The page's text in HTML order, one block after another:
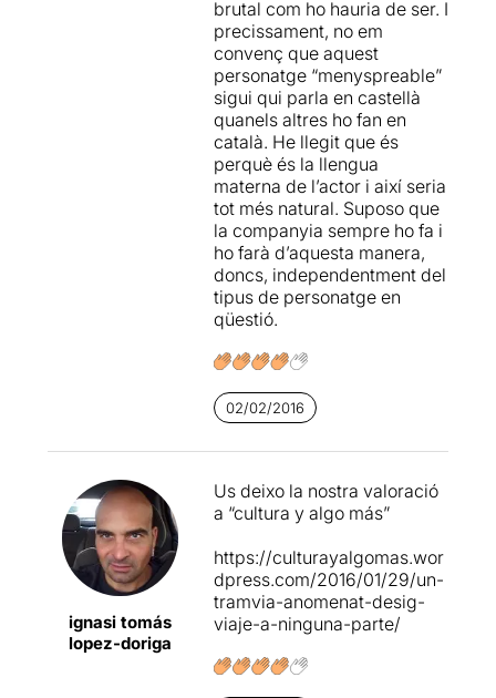
de la seva simplicitat -a part
de Brando, l'he vist ben
representat en poquíssimes
ocasions- i aquí no crec que
s'hagi explorat bé la seva
salvatge psicologia, cosa
que no ajuda al conjunt.
D'altra banda, els
moviments escènics,
sobretot en moments de
baralles o contacte físic,
resulten excessivament
mecànics i no encaixen en la
visió naturalista de la
història. Tot i així, crec que
una empremta pròpia a
aconseguit que s'acosti al
públic actual d'una forma
nova. Tot un mèrit.
brutal com ho hauria de ser. I
precissament, no em
convenç que aquest
personatge “menyspreable”
sigui qui parla en castellà
quanels altres ho fan en
català. He llegit que és
perquè és la llengua
materna de l’actor i així seria
tot més natural. Suposo que
la companyia sempre ho fa i
ho farà d’aquesta manera,
doncs, independentment del
tipus de personatge en
qüestió.
02/02/2016
ignasi tomás
lopez-doriga
Us deixo la nostra valoració
a “cultura y algo más”
https://culturayalgomas.wor
dpress.com/2016/01/29/un-
tramvia-anomenat-desig-
viaje-a-ninguna-parte/